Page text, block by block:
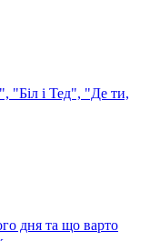
"Біл і Тед", "Де ти,
дня та що варто